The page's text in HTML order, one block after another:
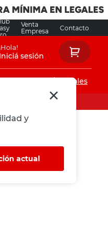
Venta
Empresa
Contacto
y
actual
¡Hola!
Iniciá sesión
Locales